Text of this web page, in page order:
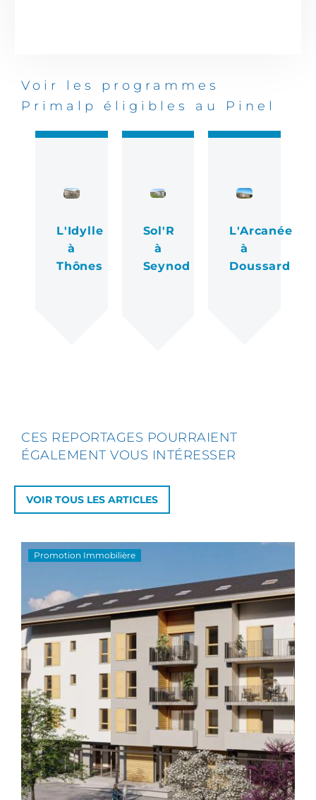
Voir les programmes
Primalp éligibles au Pinel
L'Idylle
à
Thônes
Sol'R
à
Seynod
L'Arcanée
à
Doussard
CES REPORTAGES POURRAIENT
ÉGALEMENT VOUS INTÉRESSER
VOIR TOUS LES ARTICLES
Promotion Immobilière